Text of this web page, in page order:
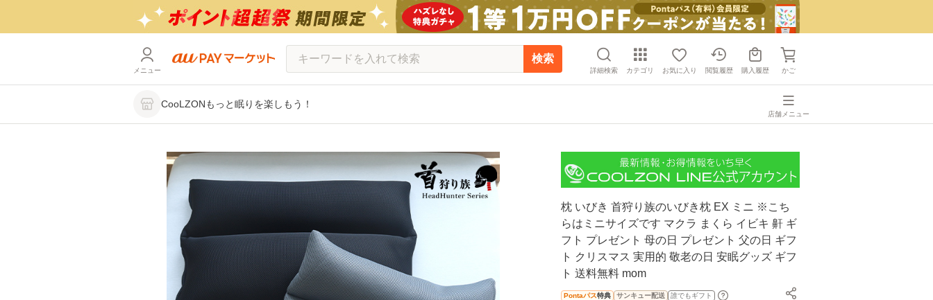
メニュー
検索
詳細検索 カテゴリ お気に入り 閲覧履歴 購入履歴 かご
CooLZONもっと眠りを楽しもう！
店舗メニュー
枕 いびき 首狩り族のいびき枕 EX ミニ ※こち
らはミニサイズです マクラ まくら イビキ 鼾 ギ
フト プレゼント 母の日 プレゼント 父の日 ギフ
ト クリスマス 実用的 敬老の日 安眠グッズ ギフ
ト 送料無料 mom
Pontaパス特典 サンキュー配送 誰でもギフト